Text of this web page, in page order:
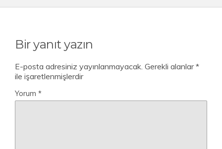
Bir yanıt yazın
E-posta adresiniz yayınlanmayacak. Gerekli alanlar*
ile işaretlenmişlerdir
Yorum *